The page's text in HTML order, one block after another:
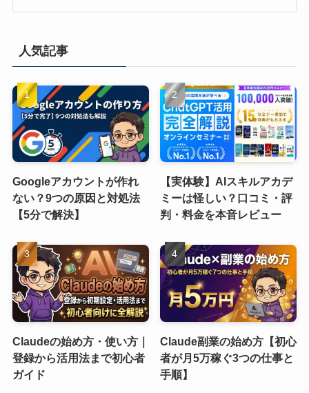
人気記事
Googleアカウントが作れ
ない？9つの原因と対処法
【5分で解決】
【実体験】AIスキルアカデ
ミーは怪しい？口コミ・評
判・料金を本音レビュー
Claudeの始め方・使い方｜
登録から活用法まで初心者
ガイド
Claude副業の始め方【初心
者が月5万稼ぐ3つの仕事と
手順】